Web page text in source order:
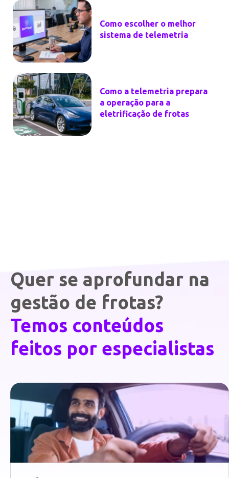
Como escolher o melhor
sistema de telemetria
Como a telemetria prepara
a operação para a
eletrificação de frotas
Quer se aprofundar na
gestão de frotas?
Temos conteúdos
feitos por especialistas